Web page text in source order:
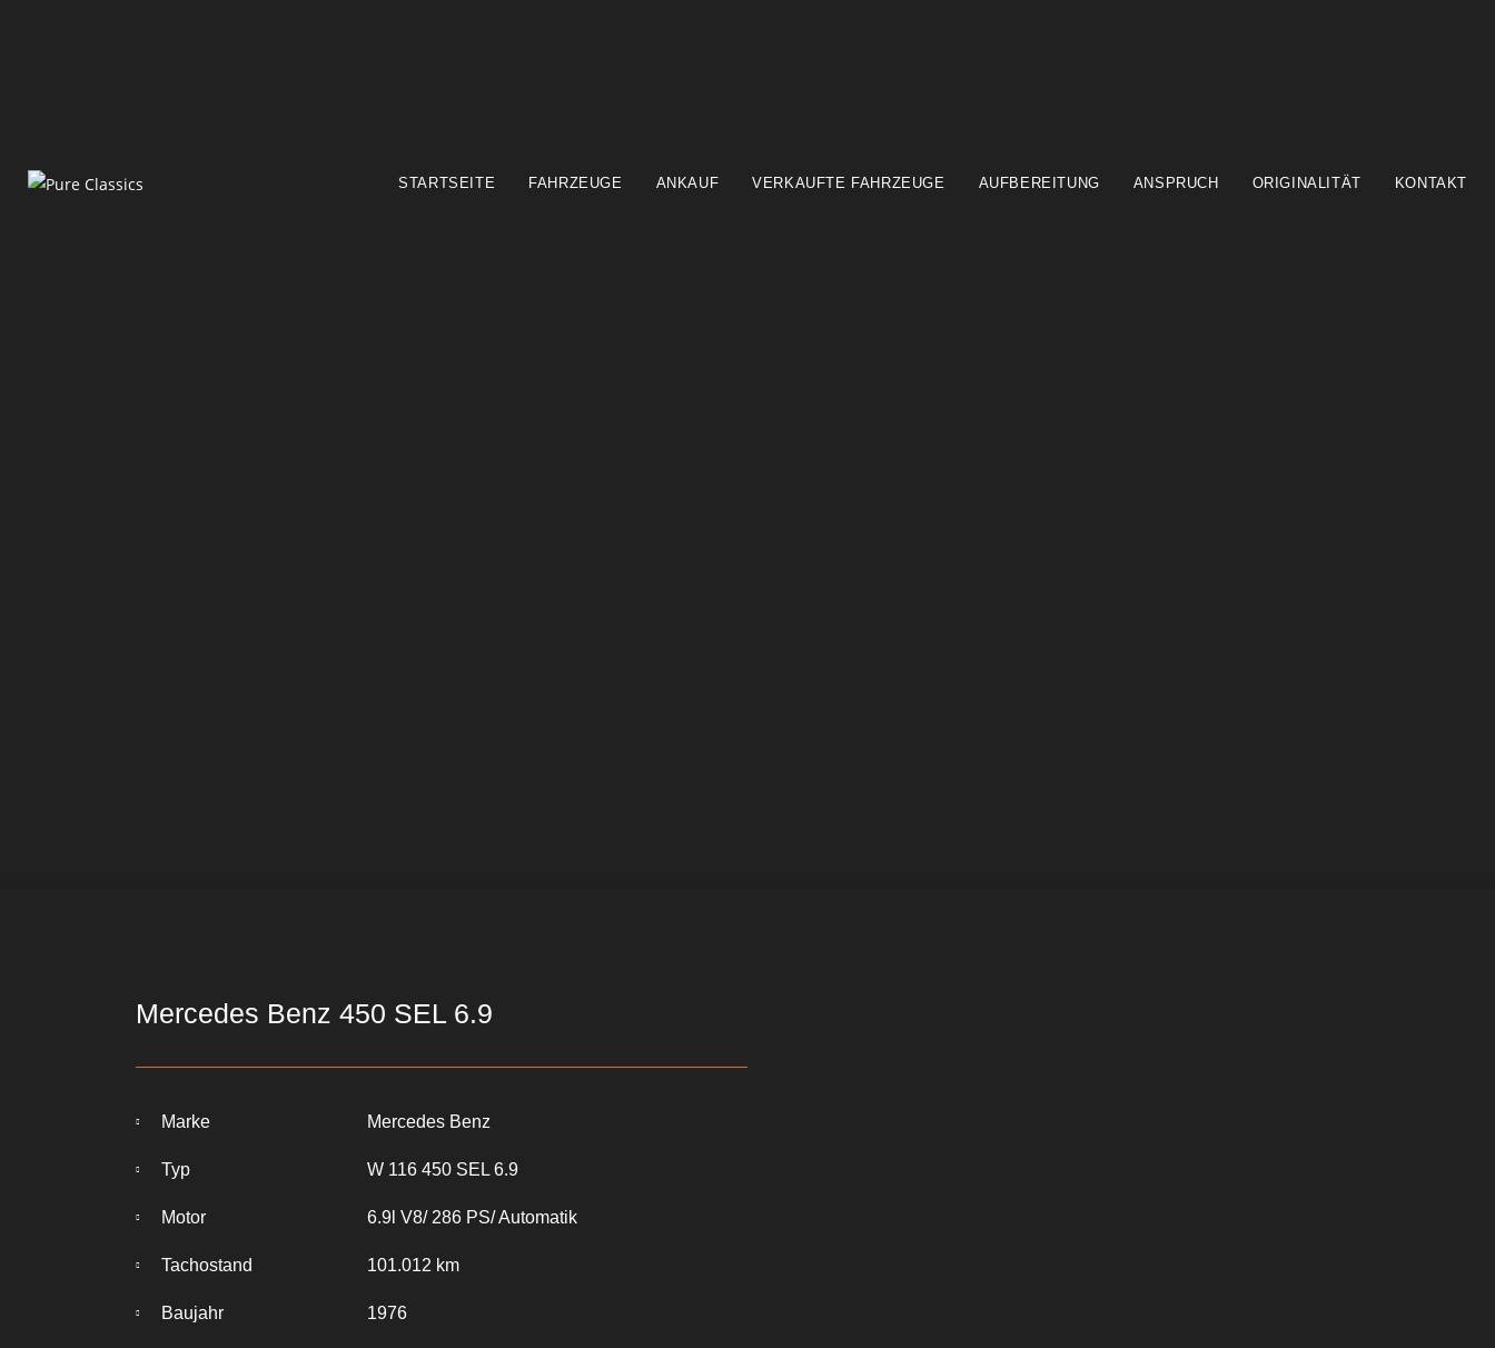
STARTSEITE FAHRZEUGE ANKAUF VERKAUFTE FAHRZEUGE AUFBEREITUNG ANSPRUCH ORIGINALITÄT KONTAKT
Mercedes Benz 450 SEL 6.9
Marke
Typ
Motor
Tachostand
Baujahr
Mercedes Benz
W 116 450 SEL 6.9
6.9l V8/ 286 PS/ Automatik
101.012 km
1976